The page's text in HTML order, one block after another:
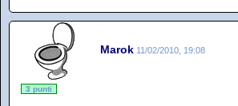
Marok 11/02/2010, 19:08
3 punti